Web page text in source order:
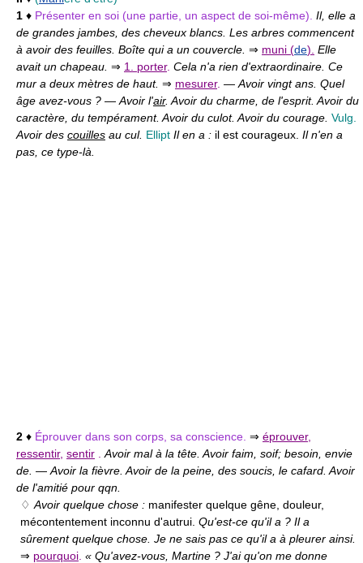
1 ♦ Présenter en soi (une partie, un aspect de soi-même). Il, elle a
de grandes jambes, des cheveux blancs. Les arbres commencent
à avoir des feuilles. Boîte qui a un couvercle. ⇒ muni (de). Elle
avait un chapeau. ⇒ 1. porter. Cela n'a rien d'extraordinaire. Ce
mur a deux mètres de haut. ⇒ mesurer. — Avoir vingt ans. Quel
âge avez-vous ? — Avoir l'air. Avoir du charme, de l'esprit. Avoir du
caractère, du tempérament. Avoir du culot. Avoir du courage. Vulg.
Avoir des couilles au cul. Ellipt Il en a : il est courageux. Il n'en a
pas, ce type-là.
2 ♦ Éprouver dans son corps, sa conscience. ⇒ éprouver,
ressentir, sentir
Avoir mal à la tête. Avoir faim, soif; besoin, envie
de. — Avoir la fièvre. Avoir de la peine, des soucis, le cafard. Avoir
de l'amitié pour qqn.
♢ Avoir quelque chose : manifester quelque gêne, douleur,
mécontentement inconnu d'autrui. Qu'est-ce qu'il a ? Il a
sûrement quelque chose. Je ne sais pas ce qu'il a à pleurer ainsi.
⇒ pourquoi « Qu'avez-vous, Martine ? J'ai qu'on me donne